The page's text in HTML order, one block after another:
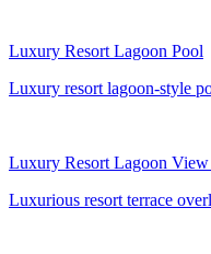
Luxury Resort Lagoon Pool
Luxury resort lagoon-style
Luxury Resort Lagoon View
Luxurious resort terrace